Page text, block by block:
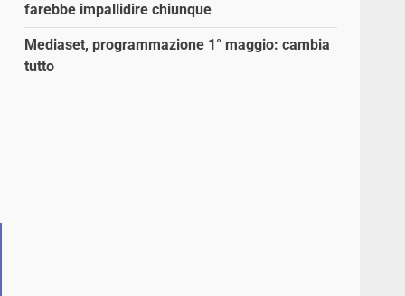
farebbe impallidire chiunque
Mediaset, programmazione 1° maggio: cambia
tutto